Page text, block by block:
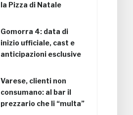
la Pizza di Natale
Gomorra 4: data di
inizio ufficiale, cast e
anticipazioni esclusive
Varese, clienti non
consumano: al bar il
prezzario che li “multa”